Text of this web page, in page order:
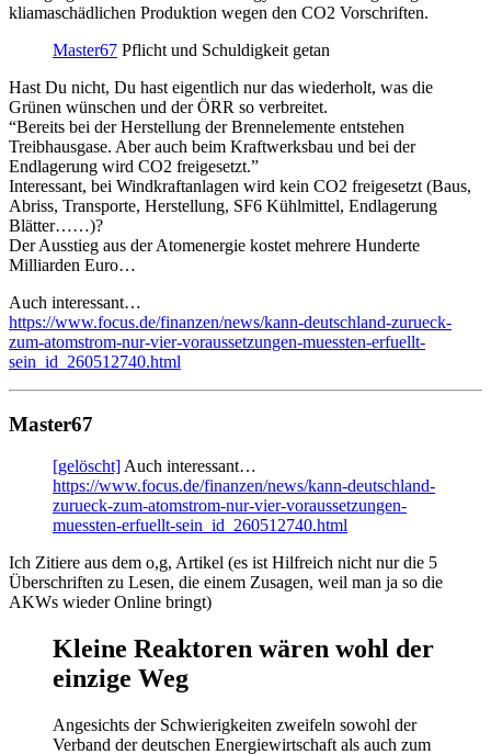
kliamaschädlichen Produktion wegen den CO2 Vorschriften.
Master67 Pflicht und Schuldigkeit getan
Hast Du nicht, Du hast eigentlich nur das wiederholt, was die
Grünen wünschen und der ÖRR so verbreitet.
“Bereits bei der Herstellung der Brennelemente entstehen
Treibhausgase. Aber auch beim Kraftwerksbau und bei der
Endlagerung wird CO2 freigesetzt.”
Interessant, bei Windkraftanlagen wird kein CO2 freigesetzt (Baus,
Abriss, Transporte, Herstellung, SF6 Kühlmittel, Endlagerung
Blätter……)?
Der Ausstieg aus der Atomenergie kostet mehrere Hunderte
Milliarden Euro…
Auch interessant…
https://www.focus.de/finanzen/news/kann-deutschland-zurueck-
zum-atomstrom-nur-vier-voraussetzungen-muessten-erfuellt-
sein_id_260512740.html
Master67
[gelöscht] Auch interessant…
https://www.focus.de/finanzen/news/kann-deutschland-
zurueck-zum-atomstrom-nur-vier-voraussetzungen-
muessten-erfuellt-sein_id_260512740.html
Ich Zitiere aus dem o,g, Artikel (es ist Hilfreich nicht nur die 5
Überschriften zu Lesen, die einem Zusagen, weil man ja so die
AKWs wieder Online bringt)
Kleine Reaktoren wären wohl der
einzige Weg
Angesichts der Schwierigkeiten zweifeln sowohl der
Verband der deutschen Energiewirtschaft als auch zum